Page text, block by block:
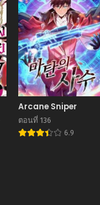
Arcane Sniper
ตอนที่ 136
6.9